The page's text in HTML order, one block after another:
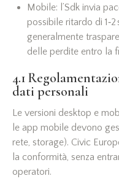
Mobile: l’Sdk invia
possibile ritardo di
generalmente
delle perdite entro la
4.1
dati personali
Le versioni desktop e
le app mobile devono
rete, storage). Civic
la conformità, senza
operatori.